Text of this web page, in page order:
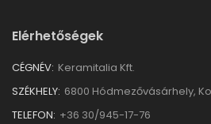
Elérhetőségek
CÉGNÉV: Keramitalia Kft.
SZÉKHELY: 6800 Hódmezővásárhely,
TELEFON: +36 30/945-17-76